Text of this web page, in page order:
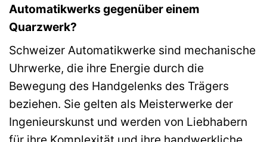
Automatikwerks gegenüber einem
Quarzwerk?
Schweizer Automatikwerke sind mechanische
Uhrwerke, die ihre Energie durch die
Bewegung des Handgelenks des Trägers
beziehen. Sie gelten als Meisterwerke der
Ingenieurskunst und werden von Liebhabern